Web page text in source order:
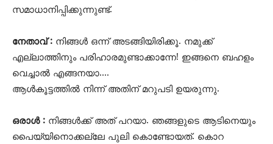
സമാധാനിപ്പിക്കുന്നുണ്ട്.
നേതാവ് : നിങ്ങൾ ഒന്ന് അടങ്ങിയിരിക്കൂ. നമുക്ക്
എല്ലാത്തിനും പരിഹാരമുണ്ടാക്കാന്നേ! ഇങ്ങനെ ബഹളം
വെച്ചാൽ എങ്ങനയാ….
ആൾകൂട്ടത്തിൽ നിന്ന് അതിന് മറുപടി ഉയരുന്നു.
ഒരാൾ : നിങ്ങൾക്ക് അത് പറയാ. ഞങ്ങളുടെ ആടിനെയും
പൈയ്യിനൊക്കല്ലേ പുലി കൊണ്ടോയത്. കൊറ